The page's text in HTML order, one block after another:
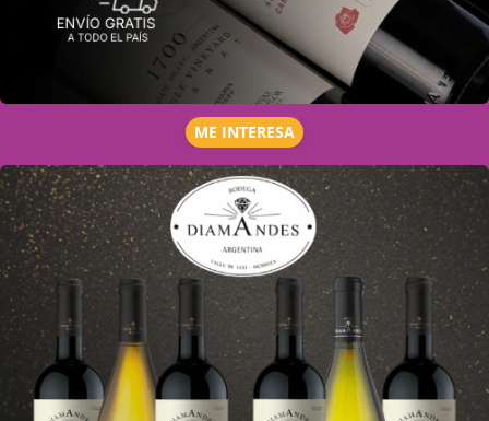
ME INTERESA